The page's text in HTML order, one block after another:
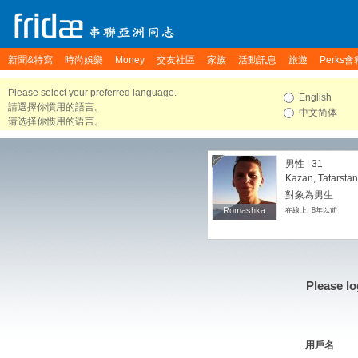
新聞&特寫 時尚娛樂 Money 交友社區 家族 活動訊息 旅遊 Perks會
Please select your preferred language.
請選擇你慣用的語言。
请选择你惯用的语言。
English
中文简体
Romashka
Romashka
男性 | 31
Kazan,
對象為男生
在線上: 8年以前
Please
用戶名